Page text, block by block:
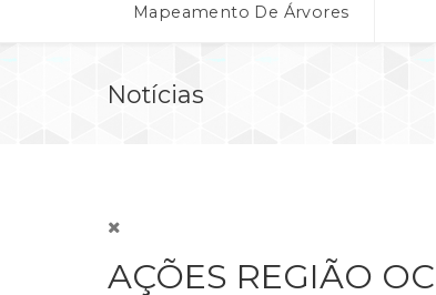
Mapeamento De Árvores
Notícias
AÇÕES REGIÃO